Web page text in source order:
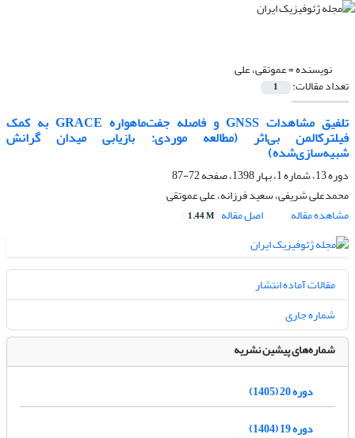
نویسنده =عموتقی، علی
تعداد مقالات: 1
تلفیق مشاهدات GNSS و فاصله جفت‌ماهواره GRACE به کمک
فیلترکالمن بی‌اثر (مطالعه موردی: بازیابی میدان گرانش
شبیه‌سازی‌شده)
دوره 13، شماره 1، بهار 1398، صفحه
72-87
محمدعلی شریفی، سعید فرزانه، علی عموتقی
مشاهده مقاله
اصل مقاله 1.44 M
مقالات آماده انتشار
شماره جاری
شماره‌های پیشین نشریه
دوره 20 (1405)
دوره 19 (1404)